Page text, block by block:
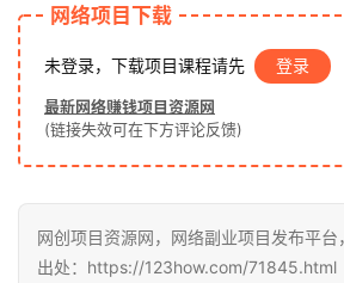
福
缘
创
网络项目下载
未登录，下载项目课程请先 登录
最新网络赚钱项目资源网
(链接失效可在下方评论反馈)
网创项目资源网，网络副业项目发布平
出处：https://123how.com/71845.html